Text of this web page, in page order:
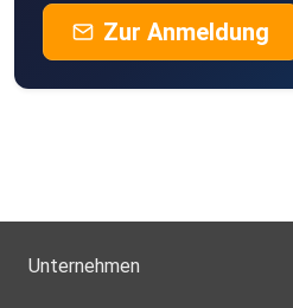
Zur Anmeldung
Unternehmen